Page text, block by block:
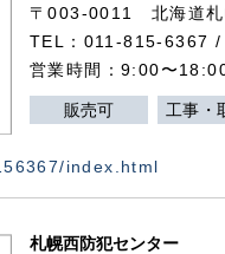
〒003-0011 北海道札
TEL：011-815-6367
営業時間：9:00〜
販売可 工事・
index.html
札幌西防犯センター